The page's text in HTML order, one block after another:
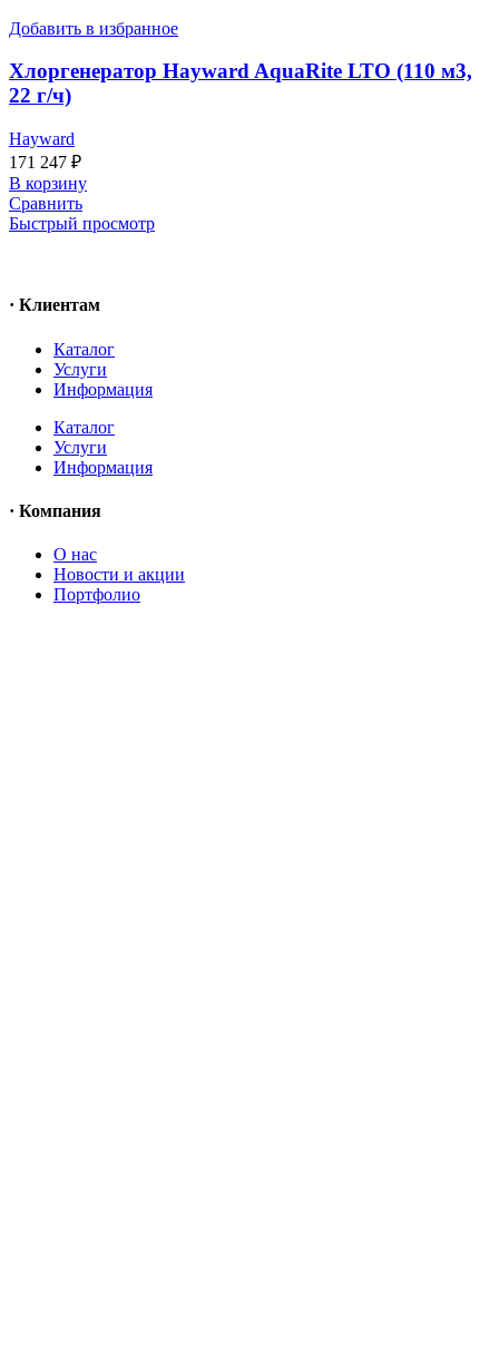
Добавить в избранное
Хлоргенератор Hayward AquaRite LTO (110 м3,
22 г/ч)
Hayward
171 247 ₽
В корзину
Сравнить
Быстрый просмотр
· Клиентам
Каталог
Услуги
Информация
Каталог
Услуги
Информация
· Компания
O нас
Новости и акции
Портфолио